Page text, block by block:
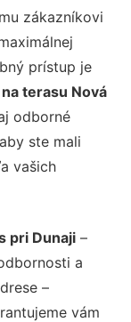
zákazníkovi
prístup je
terasu Nová
odborné
ste mali
vašich
pri Dunaji –
a
–
vám